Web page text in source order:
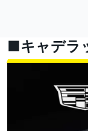
■キャデラ